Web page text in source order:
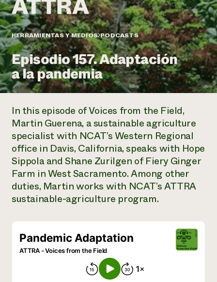
Informes anuales y financieros
Historias de impacto
Informe de
impacto 2024
LEER EL INFORME
Latinos en la agricultura
Sistemas alimentarios locales
Agricultura urbana
Las mujeres en la agricultura
Evento anual de reciclaje de productos electrónicos
Programa de descuentos de NorthWestern Energy
Servicios energéticos comerciales
Servicios energéticos residenciales
LIHEAP
Centro de intercambio de información AgriSolar
Blog
Podcasts
Publicaciones
Cursos cortos
Vídeos
Oportunidades de financiación
Noticias
Internship Hub
Buscar prácticas
Contratar a un becario
un
Asociaciones empresariales
Donar
Donaciones planificadas
Boletín
Consultas de los medios de comunicación
Todos
contribuyen a la
resiliencia de la
comunidad.
DONAR AHORA
HERRAMIENTAS Y MEDIOS PODCASTS
Episodio 157. Adaptación
a la pandemia
In this episode ofVoices from the Field,
Martin Guerena, a sustainable agriculture
specialist with NCAT’s Western Regional
office in Davis, California, speaks with Hope
Sippola and Shane Zurilgen of Fiery Ginger
Farm in West Sacramento. Among other
duties, Martin works with NCAT’s ATTRA
sustainable-agriculture program.